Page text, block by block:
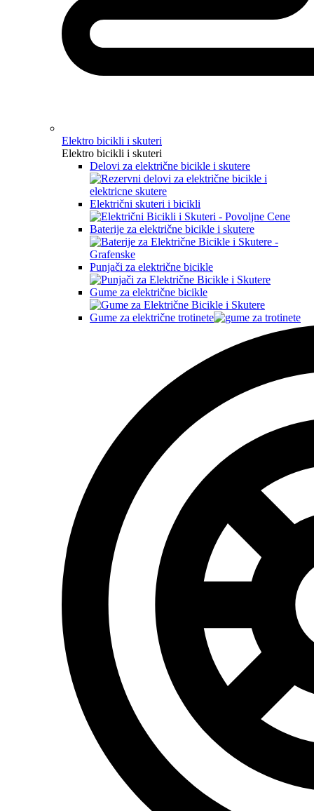
Elektro bicikli i skuteri
Elektro bicikli i skuteri
Delovi za električne bicikle i skutere
Električni skuteri i bicikli
Baterije za električne bicikle i skutere
Punjači za električne bicikle
Gume za električne bicikle
Gume za električne trotinete